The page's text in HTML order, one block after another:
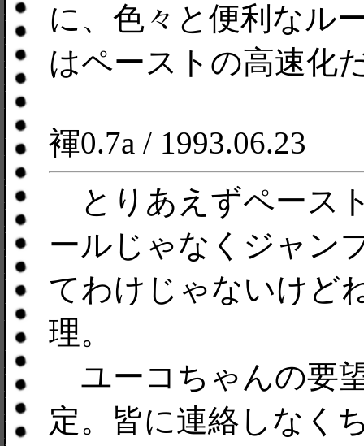
に、色々と便利なル
はペーストの高速化
褌0.7a / 1993.06.23
とりあえずペース
ールじゃなくジャン
てわけじゃないけど
理。
ユーコちゃんの要
定。皆に連絡しなく